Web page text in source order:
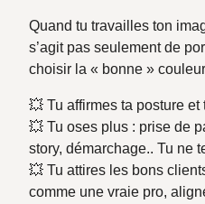
Quand tu travailles ton
s’agit pas seulement de
choisir la « bonne »
💥 Tu affirmes ta posture
💥 Tu oses plus : prise de
story, démarchage.. Tu ne
💥 Tu attires les bons
comme une vraie pro,